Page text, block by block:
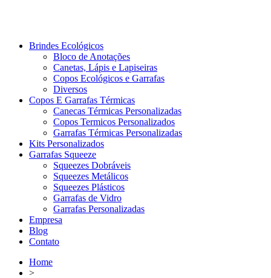
Brindes Ecológicos
Bloco de Anotações
Canetas, Lápis e Lapiseiras
Copos Ecológicos e Garrafas
Diversos
Copos E Garrafas Térmicas
Canecas Térmicas Personalizadas
Copos Termicos Personalizados
Garrafas Térmicas Personalizadas
Kits Personalizados
Garrafas Squeeze
Squeezes Dobráveis
Squeezes Metálicos
Squeezes Plásticos
Garrafas de Vidro
Garrafas Personalizadas
Empresa
Blog
Contato
Home
>